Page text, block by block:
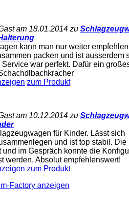
am 18.01.2014 zu
kann man nur weiter
packen und ist ausserdem
Service war perfekt. Dafür ein
zum Produkt
am 10.12.2014 zu
für Kinder. Lässt sich
und ist top stabil. Die
und im Gespräch konnte die
werden. Absolut empfehlenswert!
zum Produkt
Factory anzeigen